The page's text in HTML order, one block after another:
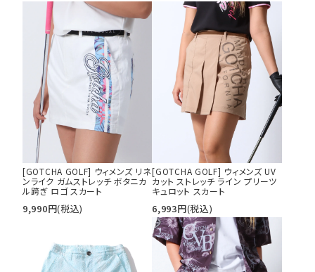
[GOTCHA GOLF] ウィメンズ リネ
ンライク ガムストレッチ ボタニカ
ル跨ぎ ロゴ スカート
9,990円(税込)
[GOTCHA GOLF] ウィメンズ UV
カット ストレッチ ライン プリーツ
キュロット スカート
6,993円(税込)